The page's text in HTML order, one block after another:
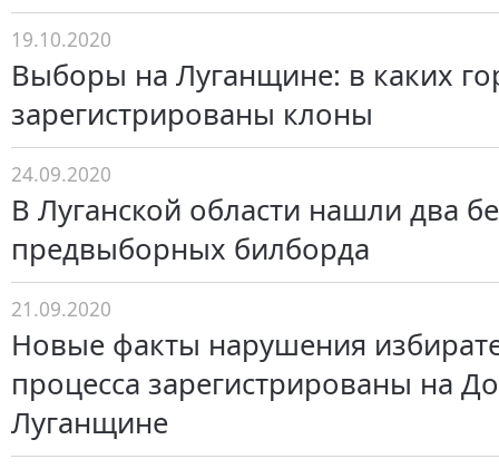
19.10.2020
Выборы на Луганщине: в каких
зарегистрированы клоны
24.09.2020
В Луганской области нашли два
предвыборных билборда
21.09.2020
Новые факты нарушения
процесса зарегистрированы на
Луганщине